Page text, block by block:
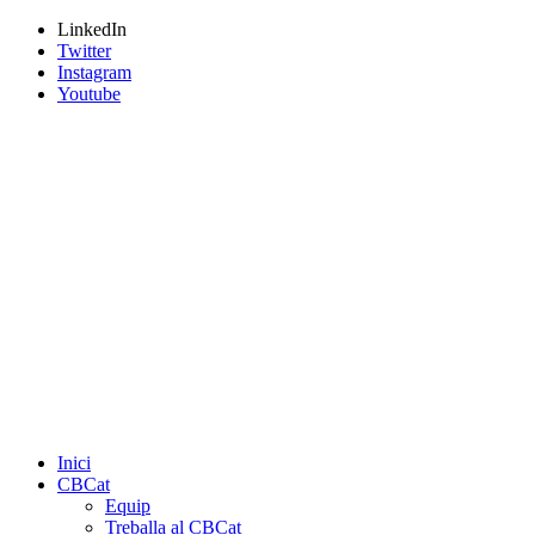
LinkedIn
Twitter
Instagram
Youtube
Inici
CBCat
Equip
Treballa al CBCat